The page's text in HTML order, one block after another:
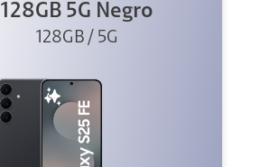
128GB 5G Negro
128GB / 5G